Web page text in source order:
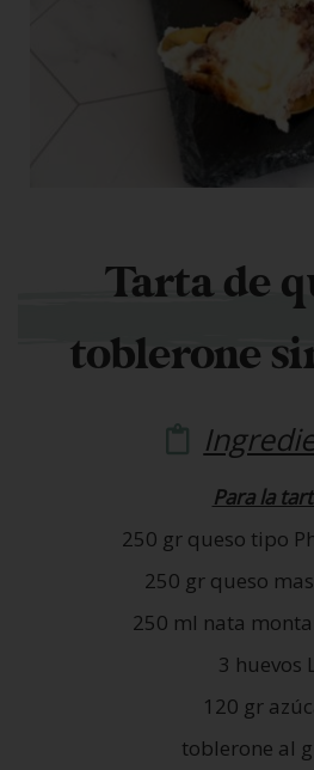
Tarta de
toblerone
Para la
250 gr queso tipo
250 gr queso
250 ml nata
3 huevos L
120 gr
toblerone al